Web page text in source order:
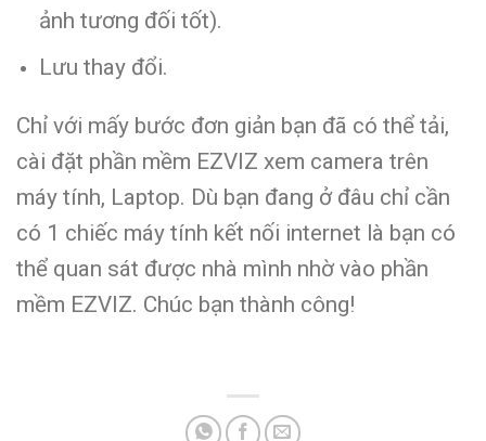
ảnh tương đối tốt).
Lưu thay đổi.
Chỉ với mấy bước đơn giản bạn đã có thể tải,
cài đặt phần mềm EZVIZ xem camera trên
máy tính, Laptop. Dù bạn đang ở đâu chỉ cần
có 1 chiếc máy tính kết nối internet là bạn có
thể quan sát được nhà mình nhờ vào phần
mềm EZVIZ. Chúc bạn thành công!